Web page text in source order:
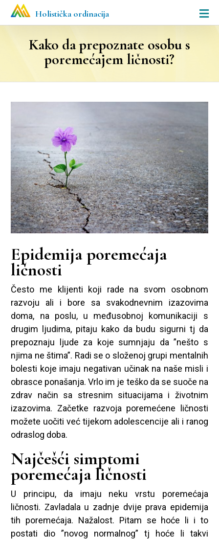
Holistička ordinacija
Kako da prepoznate osobu s
poremećajem ličnosti?
Epidemija poremećaja
ličnosti
Često me klijenti koji rade na svom osobnom
razvoju ali i bore sa svakodnevnim izazovima
doma, na poslu, u međusobnoj komunikaciji s
drugim ljudima, pitaju kako da budu sigurni tj da
prepoznaju ljude za koje sumnjaju da ”nešto s
njima ne štima”. Radi se o složenoj grupi mentalnih
bolesti koje imaju negativan učinak na naše misli i
obrasce ponašanja. Vrlo im je teško da se suoče na
zdrav način sa stresnim situacijama i životnim
izazovima. Začetke razvoja poremećene ličnosti
možete uočiti već tijekom adolescencije ali i ranog
odraslog doba.
Najčešći simptomi
poremećaja ličnosti
U principu, da imaju neku vrstu poremećaja
ličnosti. Zavladala u zadnje dvije prava epidemija
tih poremećaja. Nažalost. Pitam se hoće li i to
postati dio ”novog normalnog” tj hoće li takvi